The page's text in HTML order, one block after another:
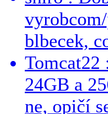
blbecek,
Tomcat22
24GB a
ne, opičí